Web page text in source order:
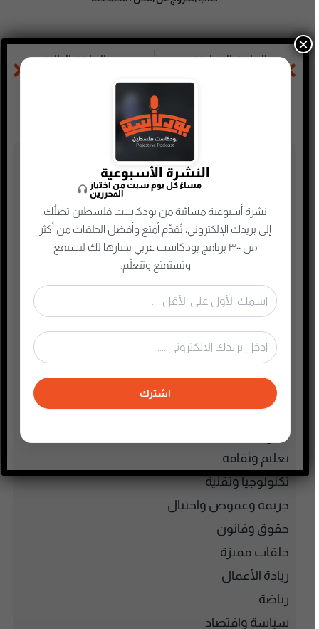
الحلقة السابقة
رواية أنا الخائن | نور عبدالمجيد
الحلقة التالية
تصنيفات البودكاست
أسلحة وحروب
اجتماعي وحواري
الأنمي و المانجا
التجارة الإلكترونية
الذاكرة الشعبية الفلسطينية
الذكاء الإصطناعي
الطفل والحياة الأسرية
تاريخ فلسطين
تعليم وثقافة
تكنولوجيا وتقنية
جريمة وغموض واحتيال
حقوق وقانون
حلقات مميزة
ريادة الأعمال
رياضة
سياسة واقتصاد
النشرة الأسبوعية
مساءً كل يوم سبت من اختيار
المحررين
نشرة أسبوعية مسائية من بودكاست فلسطين تصلُك
إلى بريدك الإلكتروني، تُقدِّم أمتع وأفضل الحلقات من أكثر
من ٣٠٠ برنامج بودكاست عربي نختارها لك لتستمع
وتستمتع وتتعلّم.
اشترك
×